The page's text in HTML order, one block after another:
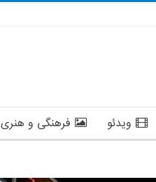
ویدئو فرهنگی و هنری